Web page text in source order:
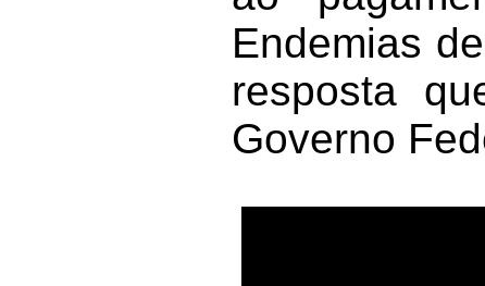
Endemias
resposta
Governo